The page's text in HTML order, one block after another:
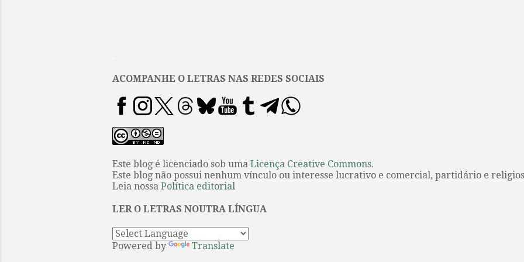
ACOMPANHE O LETRAS NAS REDES SOCIAIS
Este blog é licenciado sob uma Licença Creative Commons.
Este blog não possui nenhum vínculo ou interesse lucrativo e comercial, partidário e
Leia nossa Política editorial
LER O LETRAS NOUTRA LÍNGUA
Powered by Translate